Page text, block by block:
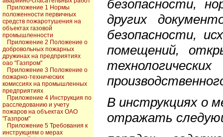
Приложение 1 Нормы
положенности первичных
средств пожаротушения на
объектах газовой
промышленности
Приложение 2 Положение о
добровольных пожарных
дружинах на предприятиях
оао "Газпром"
Приложение 3 Положение о
пожарно-технических
комиссиях на промышленных
предприятиях
Приложение 4 Инструкция по
расследованию и учету
пожаров на объектах ОАО
"Газпром"
Приложение 5 Требования к
инструкциям о мерах
безопасности,
других
безопасности,
помещений,
В инструкциях о
отражать